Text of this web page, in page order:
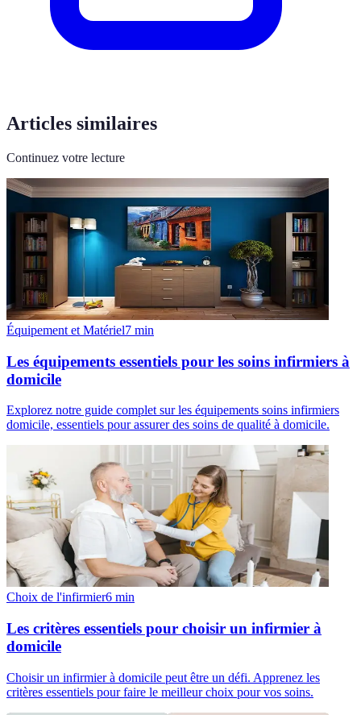
Articles similaires
Continuez votre lecture
Équipement et Matériel7 min
Les équipements essentiels pour les soins infirmiers à
domicile
Explorez notre guide complet sur les équipements soins infirmiers
domicile, essentiels pour assurer des soins de qualité à domicile.
Choix de l'infirmier6 min
Les critères essentiels pour choisir un infirmier à
domicile
Choisir un infirmier à domicile peut être un défi. Apprenez les
critères essentiels pour faire le meilleur choix pour vos soins.